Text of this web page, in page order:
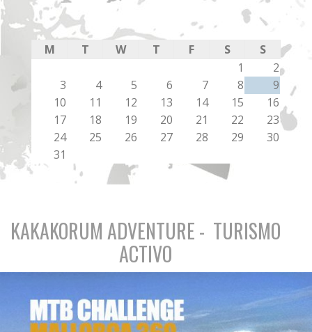
M T W T F S
S
1
2
3
4 5 6 7 8
9
10
11 12 13 14 15
16
17
18 19 20 21 22
23
24
25 26 27 28 29
30
31
KAKAKORUM ADVENTURE - TURISMO
ACTIVO